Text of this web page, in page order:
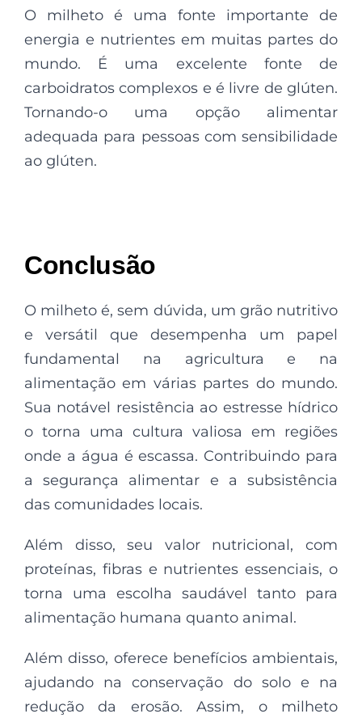
O milheto é uma fonte importante de
energia e nutrientes em muitas partes do
mundo. É uma excelente fonte de
carboidratos complexos e é livre de glúten.
Tornando-o uma opção alimentar
adequada para pessoas com sensibilidade
ao glúten.
Conclusão
O milheto é, sem dúvida, um grão nutritivo
e versátil que desempenha um papel
fundamental na agricultura e na
alimentação em várias partes do mundo.
Sua notável resistência ao estresse hídrico
o torna uma cultura valiosa em regiões
onde a água é escassa. Contribuindo para
a segurança alimentar e a subsistência
das comunidades locais.
Além disso, seu valor nutricional, com
proteínas, fibras e nutrientes essenciais, o
torna uma escolha saudável tanto para
alimentação humana quanto animal.
Além disso, oferece benefícios ambientais,
ajudando na conservação do solo e na
redução da erosão. Assim, o milheto